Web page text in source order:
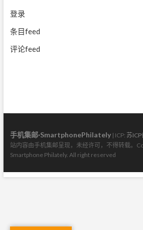
登录
条目feed
评论feed
手机集邮·SmartphonePhilately| ICP: 苏
站内容由手机集邮呈现，未经许可，不得转载。
Smartphone Philately. All right reserved